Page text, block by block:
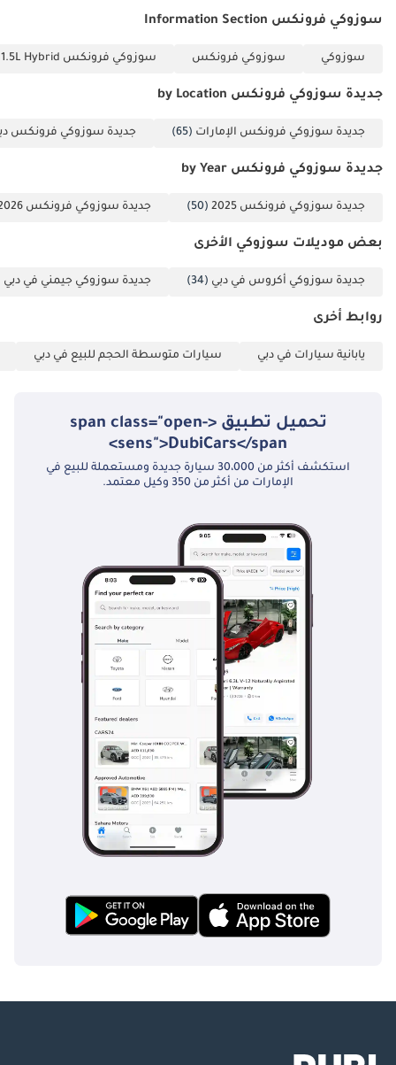
سوزوكي فرونكس Information Section
سوزوكي سوزوكي فرونكس سوزوكي فرونكس GL 1.5L Hybrid
جديدة سوزوكي فرونكس by Location
جديدة سوزوكي فرونكس الإمارات (65) جديدة سوزوكي فرونكس
جديدة سوزوكي فرونكس by Year
جديدة سوزوكي فرونكس 2025 (50) جديدة سوزوكي فرونكس 2026
بعض موديلات سوزوكي الأخرى
جديدة سوزوكي أكروس في دبي (34) جديدة سوزوكي جيمني في دبي
روابط أخرى
يابانية سيارات في دبي سيارات متوسطة الحجم للبيع في دبي
تحميل تطبيق <span class="open-
sens">DubiCars</span>
استكشف أكثر من 30،000 سيارة جديدة ومستعملة للبيع في
الإمارات من أكثر من 350 وكيل معتمد.
وناقل الحركة اليدوي المتين، تُتيح هذه السيارة فرصة نادرة لامتلاك سيارة
شبه جديدة بتكاليف تشغيل منخفضة وقيمة إعادة بيع ممتازة.
تم إنشاء هذه الإحصاءات بواسطة الذكاء الاصطناعي اعتماداً على بيانات